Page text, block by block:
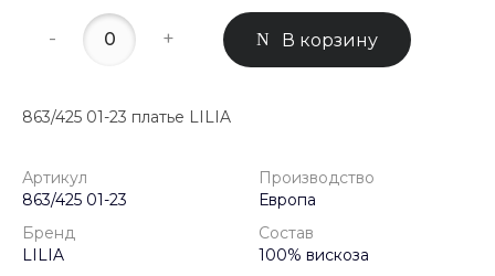
- + В корзину
863/425 01-23 платье LILIA
Артикул
863/425 01-23
Производство
Европа
Бренд
LILIA
Состав
100% вискоза